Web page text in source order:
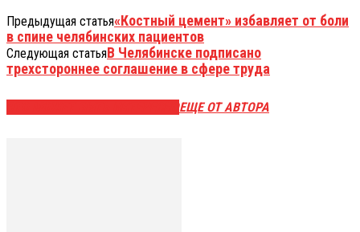
Предыдущая статья«Костный цемент» избавляет от боли
в спине челябинских пациентов
Следующая статьяВ Челябинске подписано
трехстороннее соглашение в сфере труда
ЕЩЕ ОТ АВТОРА